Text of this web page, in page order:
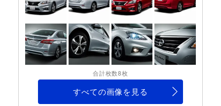
合計枚数8枚
すべての画像を見る